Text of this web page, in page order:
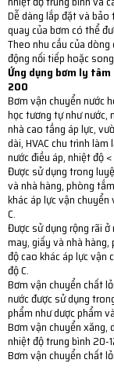
Dễ dàng lắp đặt và bảo
quay của bơm có thể
Theo nhu cầu của
động nối tiếp hoặc
Ứng dụng bơm ly tâm
200
Bơm vận chuyển nước
học tương tự như nước,
nhà cao tầng áp lực,
dài, HVAC chu trình
nước điều áp, nhiệt độ <
Được sử dụng trong
và nhà hàng, phòng
khác áp lực vận
C.
Được sử dụng rộng rãi
may, giấy và nhà
độ cao khác áp lực
độ C.
Bơm vận chuyển chất
nước được sử dụng
phẩm như dược phẩm
Bơm vận chuyển xăng,
nhiệt độ trung bình 20-
Bơm vận chuyển chất